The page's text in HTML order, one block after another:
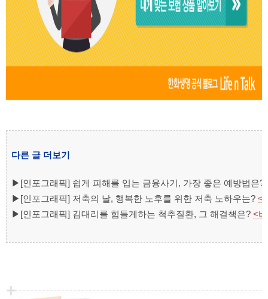
다른 글 더보기
▶ [인포그래픽] 쉽게 피해를 입는 금융사기, 가장 좋은 예방법은?
▶ [인포그래픽] 저축의 날, 행복한 노후를 위한 저축 노하우는? <
▶ [인포그래픽] 김대리를 힘들게하는 척추질환, 그 해결책은? <